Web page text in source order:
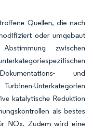
Quellen, die nach
oder umgebaut
zwischen
und
Unterkategorien
katalytische Reduktion
als bestes
NOx. Zudem wird eine